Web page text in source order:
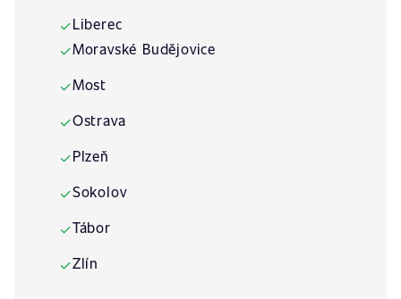
✓Liberec
✓Moravské Budějovice
✓Most
✓Ostrava
✓Plzeň
✓Sokolov
✓Tábor
✓Zlín